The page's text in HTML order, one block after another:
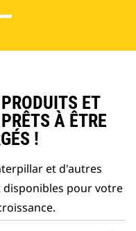
ET
À ÊTRE
!
et d'autres
pour votre